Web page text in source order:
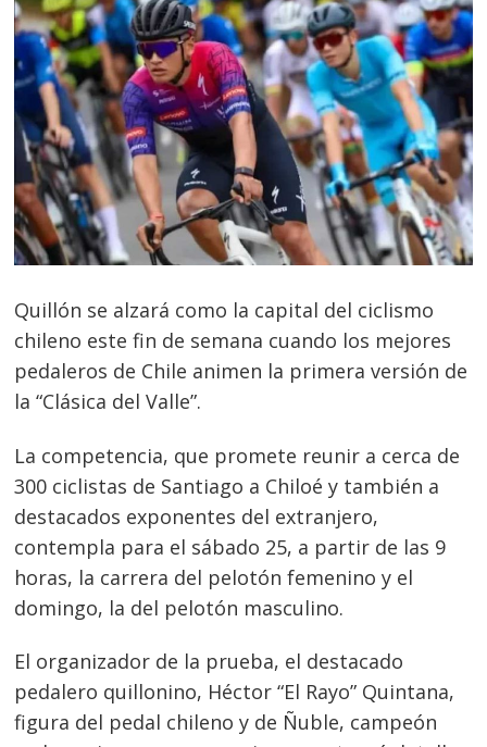
Quillón se alzará como la capital del ciclismo
chileno este fin de semana cuando los mejores
pedaleros de Chile animen la primera versión de
la “Clásica del Valle”.
La competencia, que promete reunir a cerca de
300 ciclistas de Santiago a Chiloé y también a
destacados exponentes del extranjero,
contempla para el sábado 25, a partir de las 9
horas, la carrera del pelotón femenino y el
domingo, la del pelotón masculino.
El organizador de la prueba, el destacado
pedalero quillonino, Héctor “El Rayo” Quintana,
figura del pedal chileno y de Ñuble, campeón